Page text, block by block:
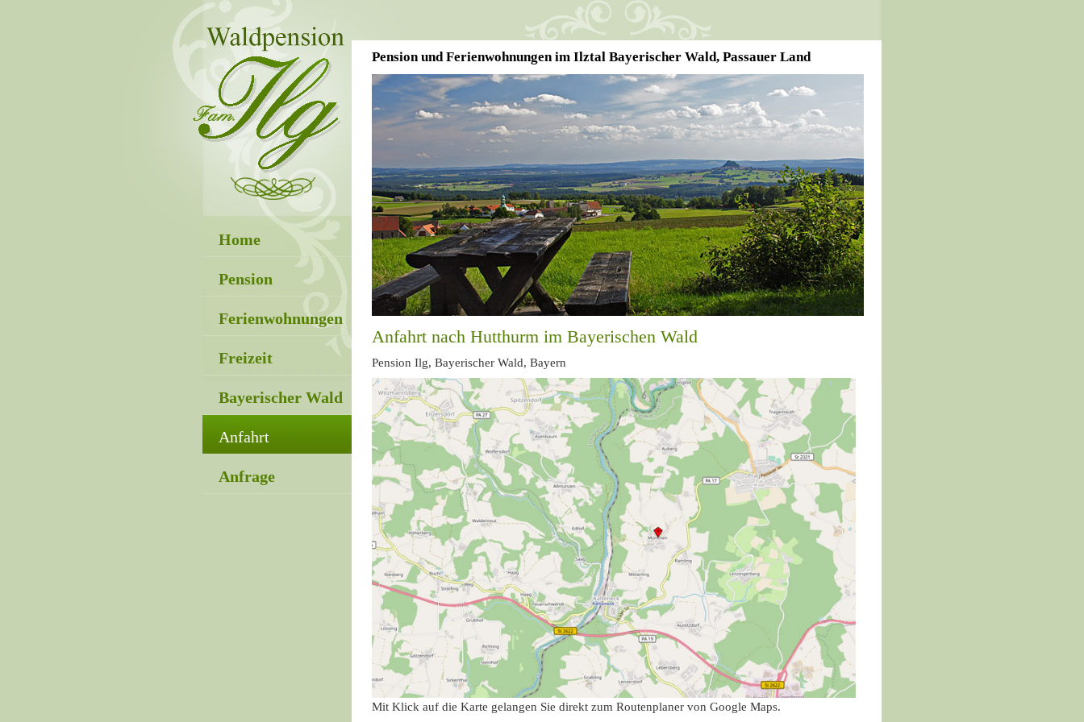
Home
Pension
Ferienwohnungen
Freizeit
Bayerischer Wald
Anfahrt
Anfrage
Pension und Ferienwohnungen im Ilztal Bayerischer Wald, Passauer Land
Anfahrt nach Hutthurm im Bayerischen Wald
Pension Ilg, Bayerischer Wald, Bayern
Mit Klick auf die Karte gelangen Sie direkt zum Routenplaner von Google Maps.